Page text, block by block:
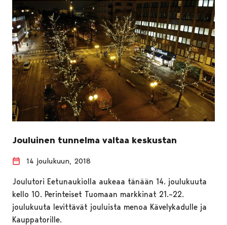
Jouluinen tunnelma valtaa keskustan
14 joulukuun, 2018
Joulutori Eetunaukiolla aukeaa tänään 14. joulukuuta
kello 10. Perinteiset Tuomaan markkinat 21.–22.
joulukuuta levittävät jouluista menoa Kävelykadulle ja
Kauppatorille.